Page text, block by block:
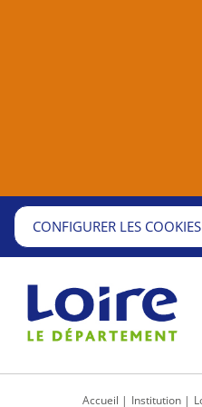
CONFIGURER LES COOKIES
Accueil Institution